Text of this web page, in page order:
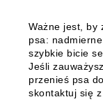
Ważne jest, by
psa:
szybkie bicie
Jeśli
przenieś psa
skontaktuj się z